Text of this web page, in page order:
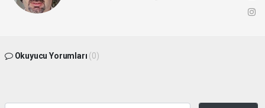
Okuyucu Yorumları (0)